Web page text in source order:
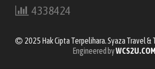
4338424
2025 Hak Cipta Terpelihara. Syaza Travel &
Engineered byWCS2U.COM